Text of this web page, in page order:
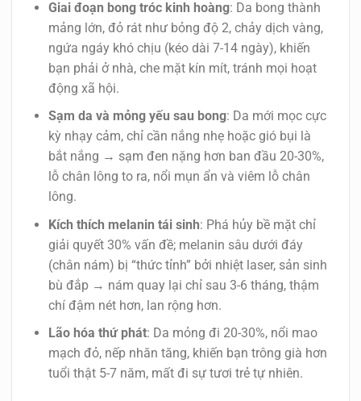
Giai đoạn bong tróc kinh hoàng: Da bong thành
mảng lớn, đỏ rát như bỏng độ 2, chảy dịch vàng,
ngứa ngáy khó chịu (kéo dài 7-14 ngày), khiến
bạn phải ở nhà, che mặt kín mít, tránh mọi hoạt
động xã hội.
Sạm da và mỏng yếu sau bong: Da mới mọc cực
kỳ nhạy cảm, chỉ cần nắng nhẹ hoặc gió bụi là
bắt nắng → sạm đen nặng hơn ban đầu 20-30%,
lỗ chân lông to ra, nổi mụn ẩn và viêm lỗ chân
lông.
Kích thích melanin tái sinh: Phá hủy bề mặt chỉ
giải quyết 30% vấn đề; melanin sâu dưới đáy
(chân nám) bị “thức tỉnh” bởi nhiệt laser, sản sinh
bù đắp → nám quay lại chỉ sau 3-6 tháng, thậm
chí đậm nét hơn, lan rộng hơn.
Lão hóa thứ phát: Da mỏng đi 20-30%, nổi mao
mạch đỏ, nếp nhăn tăng, khiến bạn trông già hơn
tuổi thật 5-7 năm, mất đi sự tươi trẻ tự nhiên.